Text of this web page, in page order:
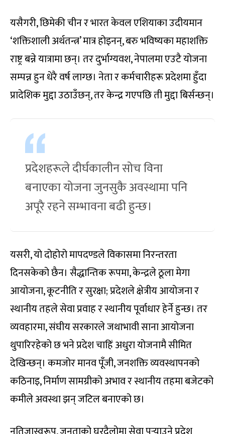
यसैगरी, छिमेकी चीन र भारत केवल एशियाका उदीयमान
‘शक्तिशाली अर्थतन्त्र’ मात्र होइनन्, बरु भविष्यका महाशक्ति
राष्ट्र बन्ने यात्रामा छन्। तर दुर्भाग्यवश, नेपालमा एउटै योजना
सम्पन्न हुन धेरै वर्ष लाग्छ। नेता र कर्मचारीहरू प्रदेशमा हुँदा
प्रादेशिक मुद्दा उठाउँछन्, तर केन्द्र गएपछि ती मुद्दा बिर्सन्छन्।
प्रदेशहरूले दीर्घकालीन सोच विना
बनाएका योजना जुनसुकै अवस्थामा पनि
अपूरै रहने सम्भावना बढी हुन्छ।
यसरी, यो दोहोरो मापदण्डले विकासमा निरन्तरता
दिनसकेको छैन। सैद्धान्तिक रूपमा, केन्द्रले ठूला मेगा
आयोजना, कूटनीति र सुरक्षा; प्रदेशले क्षेत्रीय आयोजना र
स्थानीय तहले सेवा प्रवाह र स्थानीय पूर्वाधार हेर्ने हुन्छ। तर
व्यवहारमा, संघीय सरकारले जथाभावी साना आयोजना
थुपारिरहेको छ भने प्रदेश चाहिं अधुरा योजनामै सीमित
देखिन्छन्। कमजोर मानव पूँजी, जनशक्ति व्यवस्थापनको
कठिनाइ, निर्माण सामग्रीको अभाव र स्थानीय तहमा बजेटको
कमीले अवस्था झन् जटिल बनाएको छ।